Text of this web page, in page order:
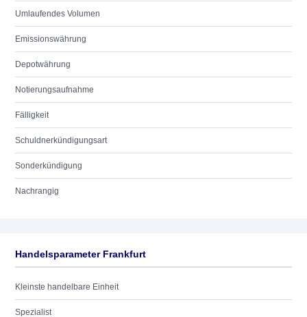
Umlaufendes Volumen
Emissionswährung
Depotwährung
Notierungsaufnahme
Fälligkeit
Schuldnerkündigungsart
Sonderkündigung
Nachrangig
Handelsparameter Frankfurt
Kleinste handelbare Einheit
Spezialist